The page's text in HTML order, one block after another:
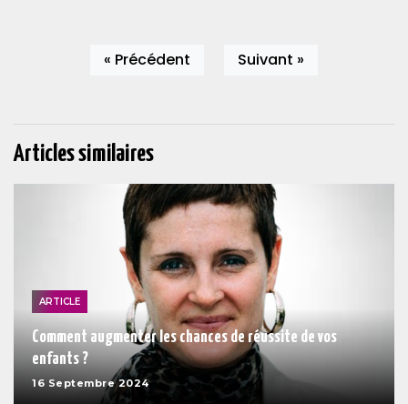
« Précédent Suivant »
Articles similaires
ARTICLE
Comment augmenter les chances de réussite de vos
enfants ?
16 Septembre 2024